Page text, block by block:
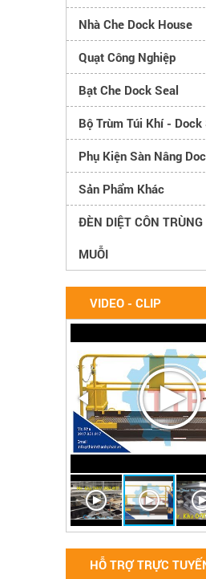
Nhà Che Dock House
Quạt Công Nghiệp
Bạt Che Dock Seal
Bộ Trùm Túi Khí -
Phụ Kiện Sàn Nâng
Sản Phẩm Khác
ĐÈN DIỆT CÔN
MUỖI
VIDEO - CLIP
HỖ TRỢ TRỰC